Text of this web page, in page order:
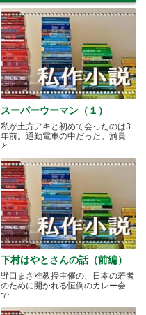
スーパーウーマン（１）
私が土方アキと初めて会ったのは3
年前。通勤電車の中だった。満員
と.....
下村はやとさんの話（前編）
野口まさ准教授主催の、日本の若者
のために開かれる恒例のカレー会
で.....